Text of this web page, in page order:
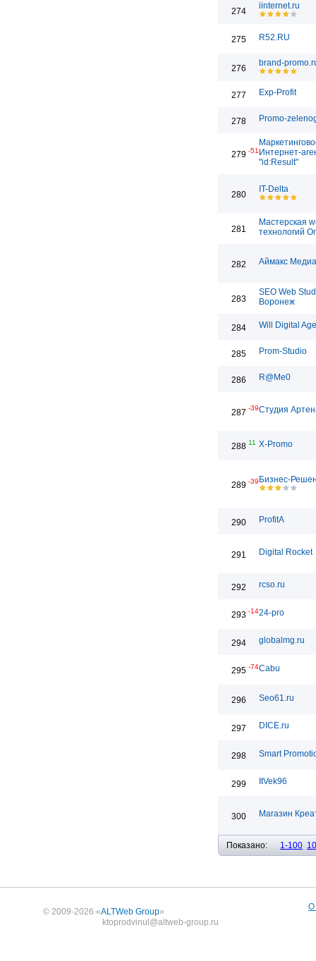
274
iinternet.ru
275 R52.RU
276
brand-
277 Exp-Profit
278 Promo-
279 -51 Интернет-
"id:Result"
280
IT-Delta
281
Мастерская
технологий
282 Аймакс
283
SEO Web
Воронеж
284 Will Digital
285 Prom-Studio
286 R@Me0
287 -39Студия
288 11 X-Promo
289 -39 Бизнес-
290 ProfitA
291 Digital Rocket
292 rcso.ru
293 -1424-pro
294 globalmg.ru
295 -74Cabu
296 Seo61.ru
297 DICE.ru
298 Smart
299 ItVek96
300 Магазин
Показано: 1-100
© 2009-2026 «ALTWeb Group»
ktoprodvinul@altweb-group.ru
О